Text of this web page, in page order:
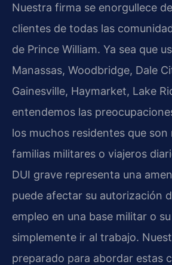
Nuestra firma se enorgullece
clientes de todas las
de Prince William. Ya sea que
Manassas, Woodbridge, Dale
Gainesville, Haymarket, Lake
entendemos las
los muchos residentes que son
familias militares o viajeros
DUI grave representa una
puede afectar su autorización
empleo en una base militar o
simplemente ir al trabajo.
preparado para abordar estas